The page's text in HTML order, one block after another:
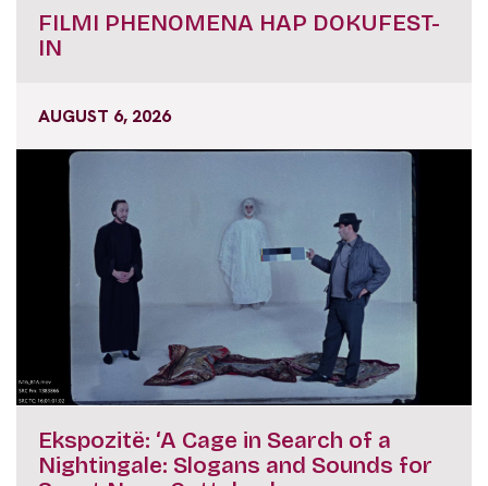
FILMI PHENOMENA HAP DOKUFEST-
IN
AUGUST 6, 2026
Ekspozitë: ‘A Cage in Search of a
Nightingale: Slogans and Sounds for